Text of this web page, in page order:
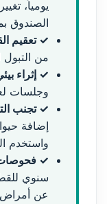
يومياً،
الصندوق
✓ تعقيم
من التبول
✓ إثراء
وجلسات
✓ تجنب
إضافة
واستخدم
✓ فحوصات
عن أمراض